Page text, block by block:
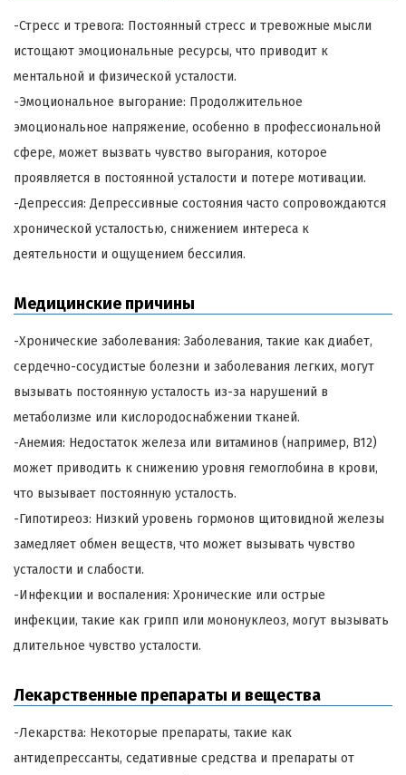
-Стресс и тревога: Постоянный стресс и тревожные мысли
истощают эмоциональные ресурсы, что приводит к
ментальной и физической усталости.
-Эмоциональное выгорание: Продолжительное
эмоциональное напряжение, особенно в профессиональной
сфере, может вызвать чувство выгорания, которое
проявляется в постоянной усталости и потере мотивации.
-Депрессия: Депрессивные состояния часто сопровождаются
хронической усталостью, снижением интереса к
деятельности и ощущением бессилия.
Медицинские причины
-Хронические заболевания: Заболевания, такие как диабет,
сердечно-сосудистые болезни и заболевания легких, могут
вызывать постоянную усталость из-за нарушений в
метаболизме или кислородоснабжении тканей.
-Анемия: Недостаток железа или витаминов (например, B12)
может приводить к снижению уровня гемоглобина в крови,
что вызывает постоянную усталость.
-Гипотиреоз: Низкий уровень гормонов щитовидной железы
замедляет обмен веществ, что может вызывать чувство
усталости и слабости.
-Инфекции и воспаления: Хронические или острые
инфекции, такие как грипп или мононуклеоз, могут вызывать
длительное чувство усталости.
Лекарственные препараты и вещества
-Лекарства: Некоторые препараты, такие как
антидепрессанты, седативные средства и препараты от